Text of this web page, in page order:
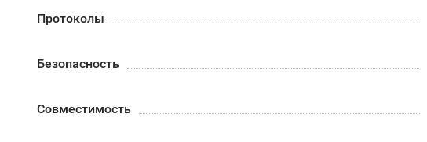
Протоколы
Безопасность
Совместимость